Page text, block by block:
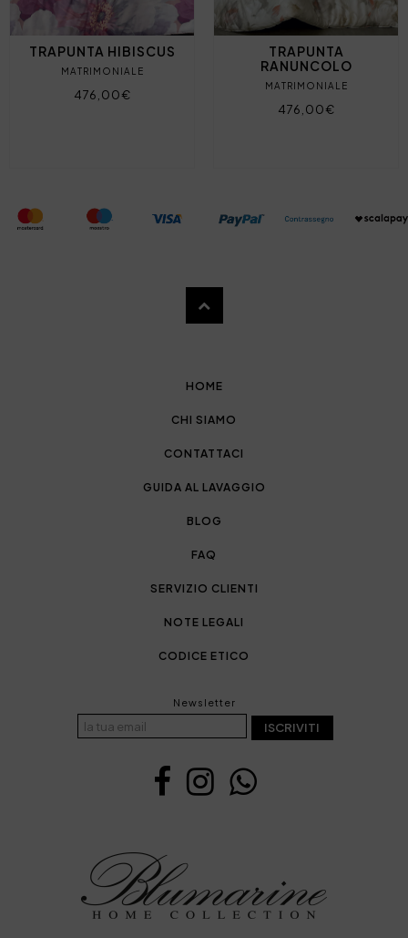
TRAPUNTA HIBISCUS
MATRIMONIALE
476,00€
TRAPUNTA
RANUNCOLO
MATRIMONIALE
476,00€
HOME
CHI SIAMO
CONTATTACI
GUIDA AL LAVAGGIO
BLOG
FAQ
SERVIZIO CLIENTI
NOTE LEGALI
CODICE ETICO
Newsletter
ISCRIVITI